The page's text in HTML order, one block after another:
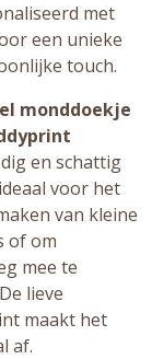
met
een unieke
touch.
monddoekje
en schattig
voor het
van kleine
of om
mee te
lieve
maakt het
af.